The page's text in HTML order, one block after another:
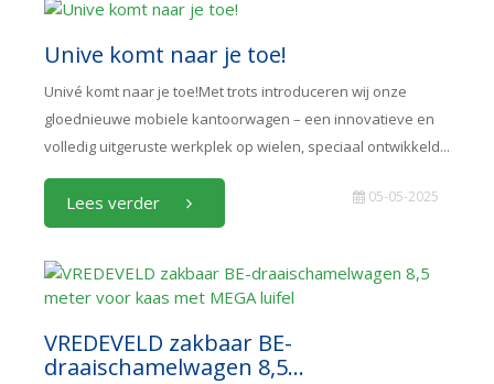
Unive komt naar je toe!
Univé komt naar je toe!Met trots introduceren wij onze
gloednieuwe mobiele kantoorwagen – een innovatieve en
volledig uitgeruste werkplek op wielen, speciaal ontwikkeld...
Lees verder 05-05-2025
VREDEVELD zakbaar BE-
draaischamelwagen 8,5...